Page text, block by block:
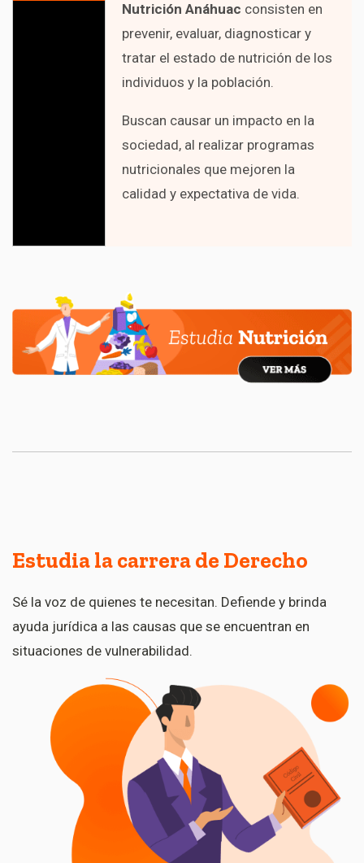
Nutrición Anáhuac consisten en
prevenir, evaluar, diagnosticar y
tratar el estado de nutrición de los
individuos y la población.
Buscan causar un impacto en la
sociedad, al realizar programas
nutricionales que mejoren la
calidad y expectativa de vida.
Estudia la carrera de Derecho
Sé la voz de quienes te necesitan. Defiende y brinda
ayuda jurídica a las causas que se encuentran en
situaciones de vulnerabilidad.